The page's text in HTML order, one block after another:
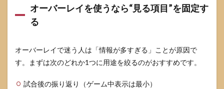
オーバーレイを使うなら“見る項目”を固定す
る
オーバーレイで迷う人は「情報が多すぎる」ことが原因で
す。まずは次のどれか1つに用途を絞るのがおすすめです。
試合後の振り返り（ゲーム中表示は最小）